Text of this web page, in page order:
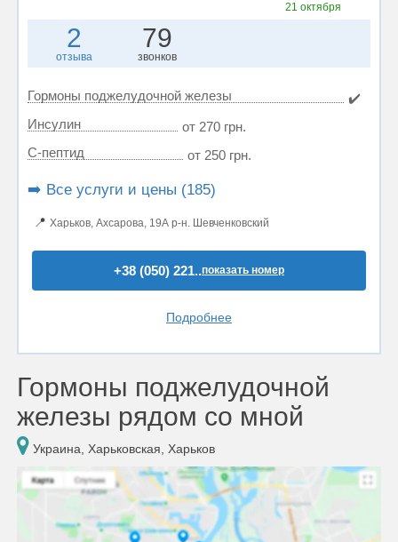
21 октября
2
отзыва
79
звонков
Гормоны поджелудочной железы
✔️
Инсулин
от 270 грн.
С-пептид
от 250 грн.
➡️ Все услуги и цены (185)
📍 Харьков, Ахсарова, 19А р-н. Шевченковский
+38 (050) 221..показать номер
Подробнее
Гормоны поджелудочной
железы рядом со мной
Украина, Харьковская, Харьков